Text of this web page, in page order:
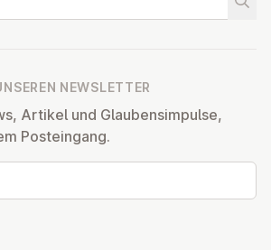
NEWSLETTER
Artikel und Glaubensimpulse,
Posteingang.